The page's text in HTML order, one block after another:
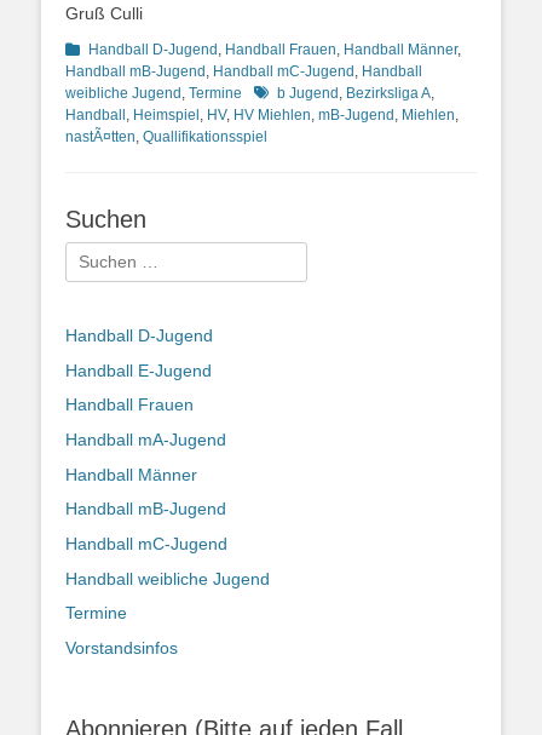
Gruß Culli
Kategorien
Handball D-Jugend , Handball Frauen, Handball Männer,
Handball mB-Jugend , Handball mC-Jugend , Handball
weibliche Jugend , Termine Schlagworte
b Jugend , Bezirksliga A,
Handball , Heimspiel , HV, HV Miehlen, mB-Jugend , Miehlen,
nastÃ¤tten, Quallifikationsspiel
Suchen
Suchen
nach:
Handball D-Jugend
Handball E-Jugend
Handball Frauen
Handball mA-Jugend
Handball Männer
Handball mB-Jugend
Handball mC-Jugend
Handball weibliche Jugend
Termine
Vorstandsinfos
Abonnieren (Bitte auf jeden Fall